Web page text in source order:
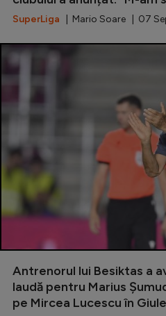
SuperLiga | Mario Soare | 07
Antrenorul lui Besiktas a
laudă pentru Marius
pe Mircea Lucescu în